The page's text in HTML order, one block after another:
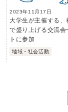
2023年11月17日
大学生が主催する、
で盛り上げる交流会
トに参加
地域・社会活動